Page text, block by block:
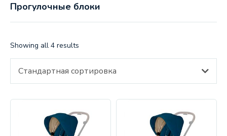
Прогулочные блоки
Showing all 4 results
Стандартная сортировка